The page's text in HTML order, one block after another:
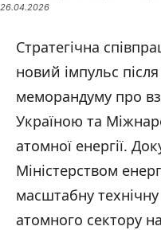
26.04.2026
Стратегічна
новий імпульс
меморандуму про
Україною та
атомної енергії.
Міністерством
масштабну
атомного сектору